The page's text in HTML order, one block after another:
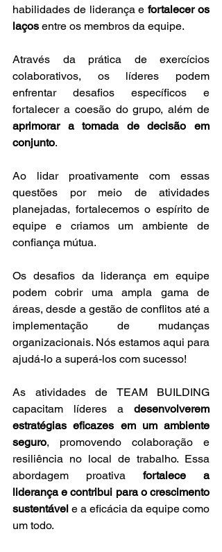
habilidades de liderança e fortalecer os
laços entre os membros da equipe.
Através da prática de exercícios
colaborativos, os líderes podem
enfrentar desafios específicos e
aprimorar a tomada de decisão em
conjunto.
Ao lidar proativamente com essas
questões por meio de atividades
planejadas, fortalecemos o espírito de
equipe e criamos um ambiente de
confiança mútua.
Os desafios da liderança em equipe
podem cobrir uma ampla gama de
áreas, desde a gestão de conflitos até a
implementação de mudanças
organizacionais. Nós estamos aqui para
ajudá-lo a superá-los com sucesso!
As atividades de TEAM BUILDING
capacitam líderes a desenvolverem
estratégias eficazes em um ambiente
seguro, promovendo colaboração e
resiliência no local de trabalho. Essa
abordagem proativa fortalece a
liderança e contribui para o crescimento
sustentável e a eficácia da equipe como
um todo.